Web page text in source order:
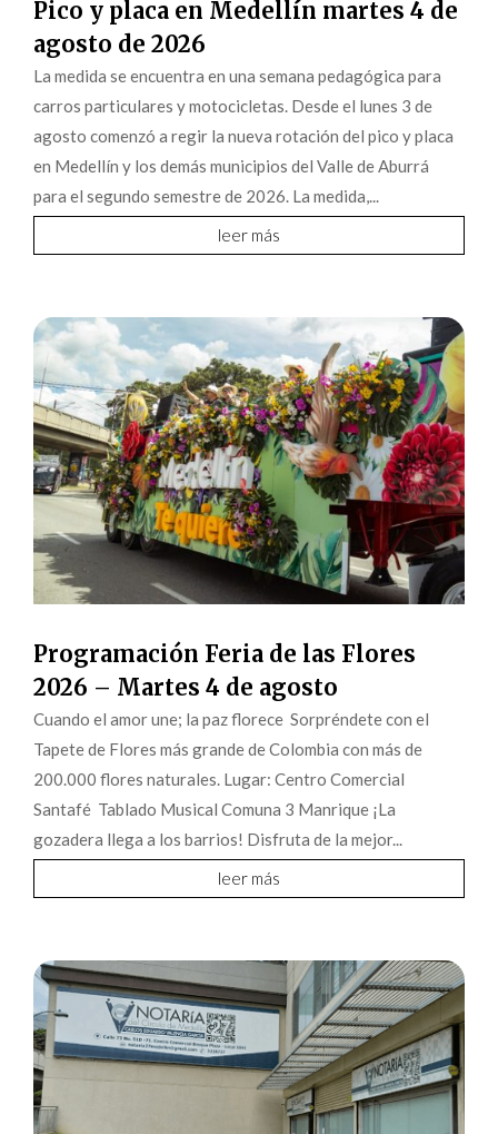
Pico y placa en Medellín martes 4 de
agosto de 2026
La medida se encuentra en una semana pedagógica para
carros particulares y motocicletas. Desde el lunes 3 de
agosto comenzó a regir la nueva rotación del pico y placa
en Medellín y los demás municipios del Valle de Aburrá
para el segundo semestre de 2026. La medida,...
leer más
Programación Feria de las Flores
2026 – Martes 4 de agosto
Cuando el amor une; la paz florece Sorpréndete con el
Tapete de Flores más grande de Colombia con más de
200.000 flores naturales. Lugar: Centro Comercial
Santafé Tablado Musical Comuna 3 Manrique ¡La
gozadera llega a los barrios! Disfruta de la mejor...
leer más